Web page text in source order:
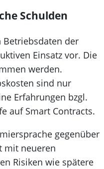
Schulden
Betriebsdaten der
Einsatz vor. Die
werden.
sind nur
Erfahrungen bzgl.
auf Smart Contracts.
gegenüber
mit neueren
Risiken wie spätere